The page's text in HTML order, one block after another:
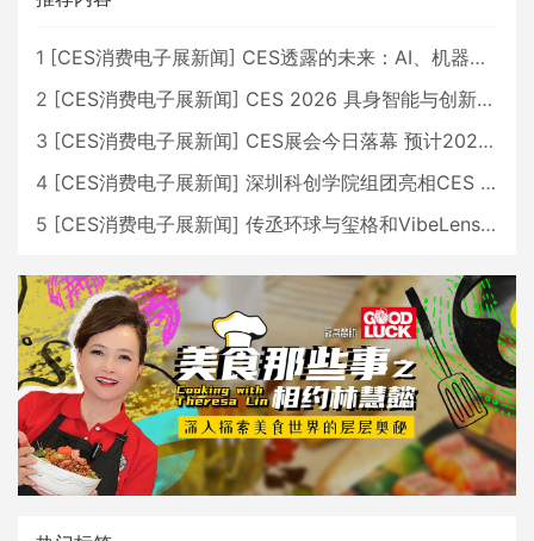
1 [CES消费电子展新闻] CES透露的未来：AI、机器人与智能生活大爆发
2 [CES消费电子展新闻] CES 2026 具身智能与创新领域 中国公司大放异彩
3 [CES消费电子展新闻] CES展会今日落幕 预计2026行业收入将超五千亿美元
4 [CES消费电子展新闻] 深圳科创学院组团亮相CES 广受好评
5 [CES消费电子展新闻] 传丞环球与玺格和VibeLens共同推出全新耳机